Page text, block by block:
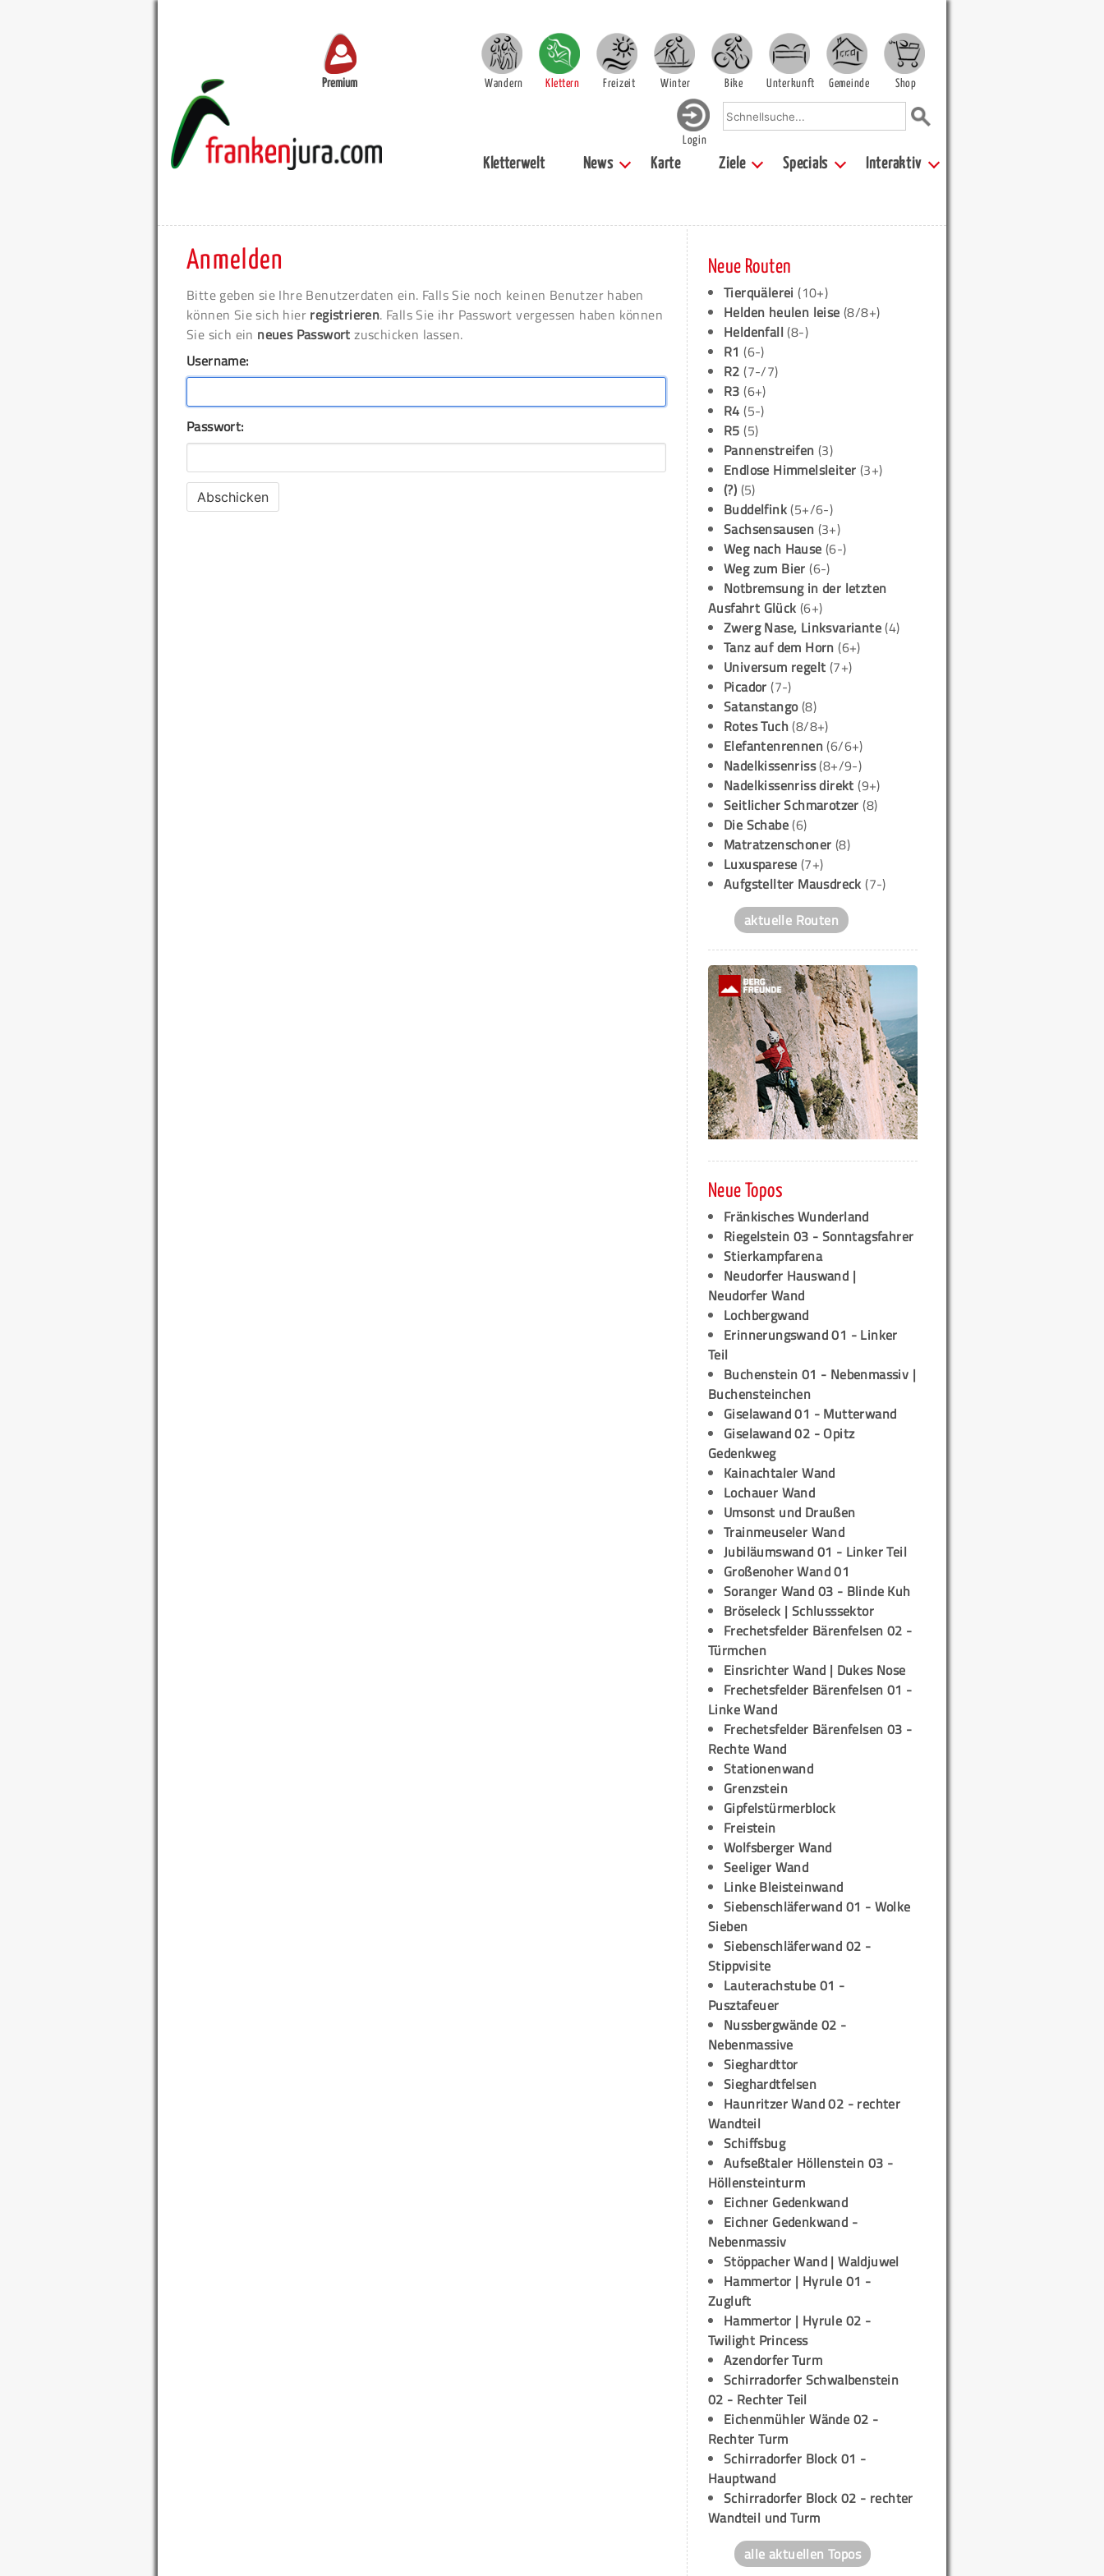
Premium Wandern Klettern Freizeit Winter Bike Unterkunft Gemeinde Shop
Login
Kletterwelt News Karte Ziele Specials Interaktiv
Anmelden
Bitte geben sie Ihre Benutzerdaten ein. Falls Sie noch keinen Benutzer haben
können Sie sich hier registrieren. Falls Sie ihr Passwort vergessen haben können
Sie sich ein neues Passwort zuschicken lassen.
Username:
Passwort:
Neue Routen
Tierquälerei (10+)
Helden heulen leise(8/8+)
Heldenfall(8-)
R1 (6-)
R2 (7-/7)
R3 (6+)
R4 (5-)
R5 (5)
Pannenstreifen (3)
Endlose Himmelsleiter (3+)
(?) (5)
Buddelfink(5+/6-)
Sachsensausen (3+)
Weg nach Hause (6-)
Weg zum Bier (6-)
Notbremsung in der letzten
Ausfahrt Glück (6+)
Zwerg Nase, Linksvariante(4)
Tanz auf dem Horn (6+)
Universum regelt (7+)
Picador (7-)
Satanstango(8)
Rotes Tuch(8/8+)
Elefantenrennen(6/6+)
Nadelkissenriss(8+/9-)
Nadelkissenriss direkt (9+)
Seitlicher Schmarotzer (8)
Die Schabe(6)
Matratzenschoner (8)
Luxusparese (7+)
Aufgstellter Mausdreck (7-)
aktuelle Routen
Neue Topos
Fränkisches Wunderland
Riegelstein 03 - Sonntagsfahrer
Stierkampfarena
Neudorfer Hauswand |
Neudorfer Wand
Lochbergwand
Erinnerungswand 01 - Linker
Teil
Buchenstein 01 - Nebenmassiv |
Buchensteinchen
Giselawand 01 - Mutterwand
Giselawand 02 - Opitz
Gedenkweg
Kainachtaler Wand
Lochauer Wand
Umsonst und Draußen
Trainmeuseler Wand
Jubiläumswand 01 - Linker Teil
Großenoher Wand 01
Soranger Wand 03 - Blinde Kuh
Bröseleck | Schlusssektor
Frechetsfelder Bärenfelsen 02 -
Türmchen
Einsrichter Wand | Dukes Nose
Frechetsfelder Bärenfelsen 01 -
Linke Wand
Frechetsfelder Bärenfelsen 03 -
Rechte Wand
Stationenwand
Grenzstein
Gipfelstürmerblock
Freistein
Wolfsberger Wand
Seeliger Wand
Linke Bleisteinwand
Siebenschläferwand 01 - Wolke
Sieben
Siebenschläferwand 02 -
Stippvisite
Lauterachstube 01 -
Pusztafeuer
Nussbergwände 02 -
Nebenmassive
Sieghardttor
Sieghardtfelsen
Haunritzer Wand 02 - rechter
Wandteil
Schiffsbug
Aufseßtaler Höllenstein 03 -
Höllensteinturm
Eichner Gedenkwand
Eichner Gedenkwand -
Nebenmassiv
Stöppacher Wand | Waldjuwel
Hammertor | Hyrule 01 -
Zugluft
Hammertor | Hyrule 02 -
Twilight Princess
Azendorfer Turm
Schirradorfer Schwalbenstein
02 - Rechter Teil
Eichenmühler Wände 02 -
Rechter Turm
Schirradorfer Block 01 -
Hauptwand
Schirradorfer Block 02 - rechter
Wandteil und Turm
alle aktuellen Topos